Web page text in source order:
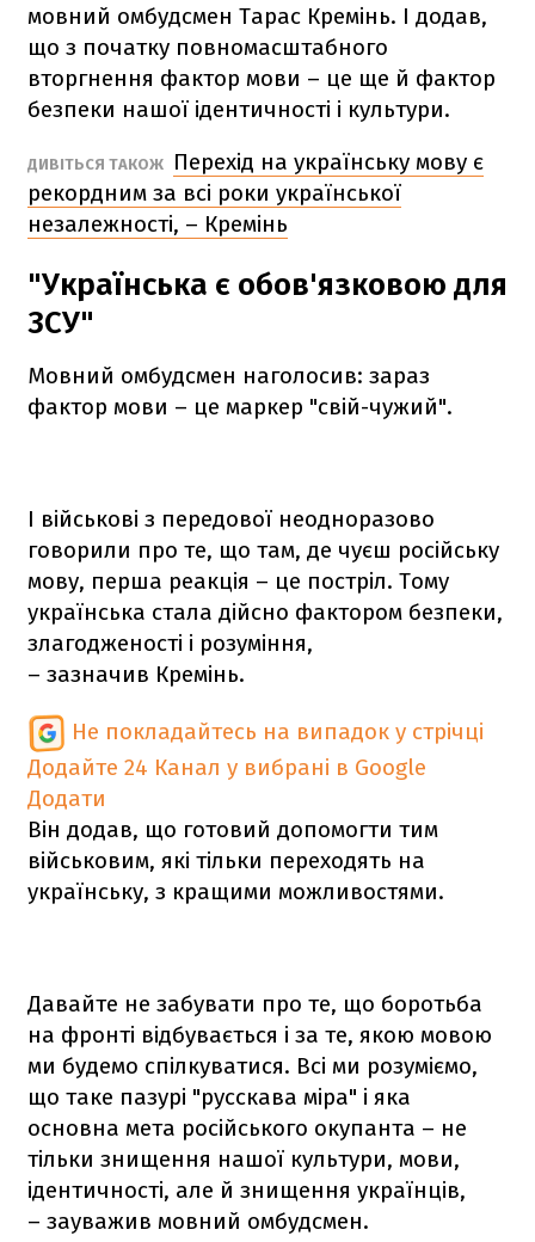
мовний омбудсмен Тарас Кремінь. І додав,
що з початку повномасштабного
вторгнення фактор мови – це ще й фактор
безпеки нашої ідентичності і культури.
ДИВІТЬСЯ ТАКОЖ
Перехід на українську мову є
рекордним за всі роки української
незалежності, – Кремінь
"Українська є обов'язковою для
ЗСУ"
Мовний омбудсмен наголосив: зараз
фактор мови – це маркер "свій-чужий".
І військові з передової неодноразово
говорили про те, що там, де чуєш російську
мову, перша реакція – це постріл. Тому
українська стала дійсно фактором безпеки,
злагодженості і розуміння,
– зазначив Кремінь.
Не покладайтесь на випадок у стрічці
Додайте 24 Канал у вибрані в Google
Додати
Він додав, що готовий допомогти тим
військовим, які тільки переходять на
українську, з кращими можливостями.
Давайте не забувати про те, що боротьба
на фронті відбувається і за те, якою мовою
ми будемо спілкуватися. Всі ми розуміємо,
що таке пазурі "русскава міра" і яка
основна мета російського окупанта – не
тільки знищення нашої культури, мови,
ідентичності, але й знищення українців,
– зауважив мовний омбудсмен.